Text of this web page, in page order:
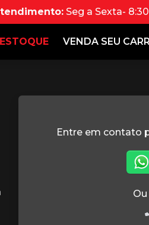
Seg a Sexta-
ESTOQUE VENDA SEU
Entre em contato